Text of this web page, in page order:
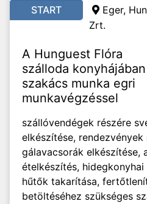
START
Eger,
Zrt.
A Hunguest Flóra
szálloda konyhájában
szakács munka egri
munkavégzéssel
szállóvendégek részére
elkészítése, rendezvények
gálavacsorák elkészítése,
ételkészítés,
hűtők takarítása,
betöltéséhez szükséges